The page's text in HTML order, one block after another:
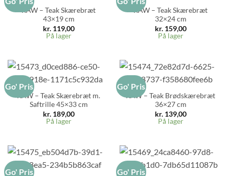
RAW – Teak Skærebræt
43×19 cm
kr.119,00
På lager
RAW – Teak Skærebræt
32×24 cm
kr.159,00
På lager
Go' Pris
RAW – Teak Skærebræt m.
Saftrille 45×33 cm
kr.189,00
På lager
Go' Pris
RAW – Teak Brødskærebræt
36×27 cm
kr.139,00
På lager
Go' Pris Go' Pris